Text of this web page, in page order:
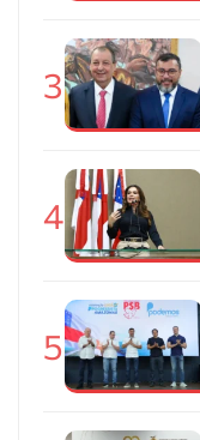
3
4
5